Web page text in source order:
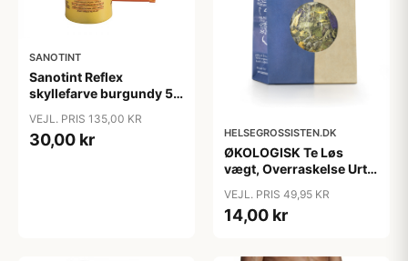
SANOTINT
Sanotint Reflex
skyllefarve burgundy 56
VEJL. PRIS 135,00 KR
30,00 kr HELSEGROSSISTEN.DK
ØKOLOGISK Te Løs
vægt, Overraskelse Urte
2025
VEJL. PRIS 49,95 KR
14,00 kr